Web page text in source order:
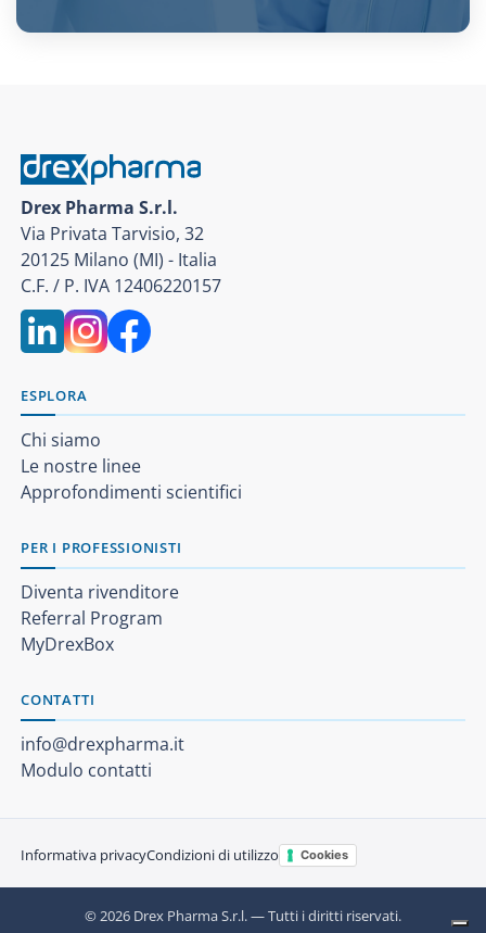
Drex Pharma S.r.l.
Via Privata Tarvisio, 32
20125 Milano (MI) - Italia
C.F. / P. IVA 12406220157
ESPLORA
Chi siamo
Le nostre linee
Approfondimenti scientifici
PER I PROFESSIONISTI
Diventa rivenditore
Referral Program
MyDrexBox
CONTATTI
info@drexpharma.it
Modulo contatti
Informativa privacyCondizioni di utilizzo Cookies
© 2026 Drex Pharma S.r.l. — Tutti i diritti riservati.